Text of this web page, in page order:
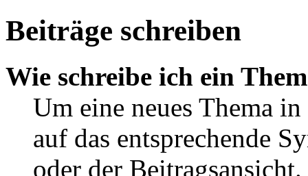
Beiträge schreiben
Wie schreibe ich ein
Um eine neues Thema
auf das entsprechende
oder der